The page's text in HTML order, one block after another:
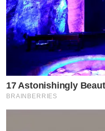
จากตรงนี้
17 Astonishingly
BRAINBERRIES